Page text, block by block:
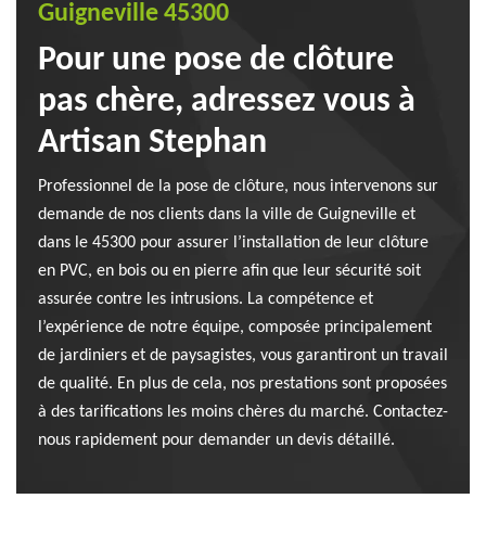
Guigneville 45300
Pour une pose de clôture
pas chère, adressez vous à
Artisan Stephan
Professionnel de la pose de clôture, nous intervenons sur
demande de nos clients dans la ville de Guigneville et
dans le 45300 pour assurer l’installation de leur clôture
en PVC, en bois ou en pierre afin que leur sécurité soit
assurée contre les intrusions. La compétence et
l’expérience de notre équipe, composée principalement
de jardiniers et de paysagistes, vous garantiront un travail
de qualité. En plus de cela, nos prestations sont proposées
à des tarifications les moins chères du marché. Contactez-
nous rapidement pour demander un devis détaillé.